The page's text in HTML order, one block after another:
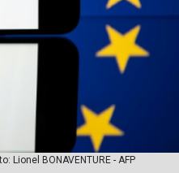
BONAVENTURE - AFP